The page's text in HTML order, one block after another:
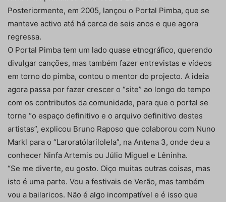
Posteriormente, em 2005, lançou o Portal Pimba, que se
manteve activo até há cerca de seis anos e que agora
regressa.
O Portal Pimba tem um lado quase etnográfico, querendo
divulgar canções, mas também fazer entrevistas e vídeos
em torno do pimba, contou o mentor do projecto. A ideia
agora passa por fazer crescer o “site” ao longo do tempo
com os contributos da comunidade, para que o portal se
torne “o espaço definitivo e o arquivo definitivo destes
artistas”, explicou Bruno Raposo que colaborou com Nuno
Markl para o “Laroratólarilolela”, na Antena 3, onde deu a
conhecer Ninfa Artemis ou Júlio Miguel e Lêninha.
“Se me diverte, eu gosto. Oiço muitas outras coisas, mas
isto é uma parte. Vou a festivais de Verão, mas também
vou a bailaricos. Não é algo incompatível e é isso que